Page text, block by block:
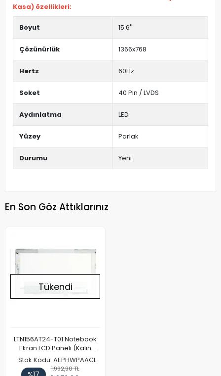
Kasa) özellikleri:
Boyut 15.6''
Çözünürlük 1366x768
Hertz 60Hz
Soket 40 Pin / LVDS
Aydınlatma LED
Yüzey Parlak
Durumu Yeni
En Son Göz Attıklarınız
Tükendi
LTN156AT24-T01 Notebook
Ekran LCD Paneli (Kalın
Kasa)
Stok Kodu: AEPHWPAACL
1.992,90 TL